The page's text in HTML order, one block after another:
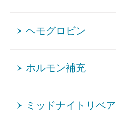
ヘモグロビン
ホルモン補充
ミッドナイトリペア